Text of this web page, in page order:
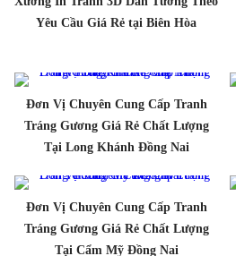
Yêu Cầu Giá Rẻ tại Biên Hòa
Đơn Vị Chuyên Cung Cấp Tranh
Tráng Gương Giá Rẻ Chất Lượng
Tại Long Khánh Đồng Nai
Đơn Vị Chuyên Cung Cấp Tranh
Tráng Gương Giá Rẻ Chất Lượng
Tại Cẩm Mỹ Đồng Nai